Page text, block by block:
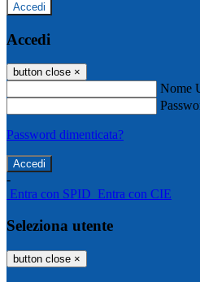
Accedi
Accedi
button close ×
Nome
Password dimenticata?
-
Entra con SPID Entra con CIE
Seleziona utente
button close ×